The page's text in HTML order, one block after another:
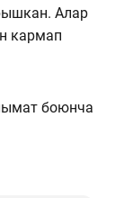
Алар
кармап
боюнча